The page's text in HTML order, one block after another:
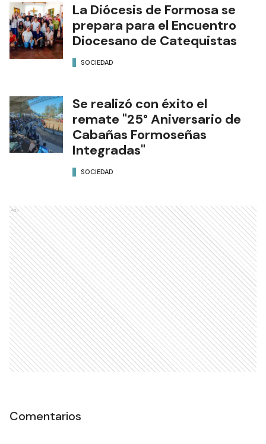
La Diócesis de Formosa se
prepara para el Encuentro
Diocesano de Catequistas
SOCIEDAD
Se realizó con éxito el
remate "25° Aniversario de
Cabañas Formoseñas
Integradas"
SOCIEDAD
Ads
Comentarios